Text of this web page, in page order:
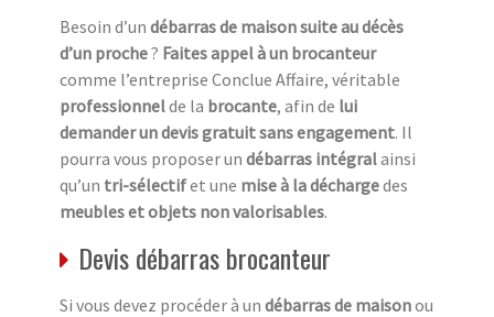
Besoin d’un débarras de maison suite au décès
d’un proche? Faites appel à un brocanteur
comme l’entreprise Conclue Affaire, véritable
professionnelde la brocante, afin de lui
demander un devis gratuit sans engagement. Il
pourra vous proposer un débarras intégralainsi
qu’un tri-sélectifet une mise à la déchargedes
meubles et objets non valorisables.
Devis débarras brocanteur
Si vous devez procéder à un débarras de maisonou